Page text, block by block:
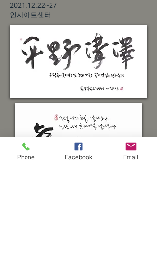
2021.12.22~27
인사아트센터
Phone Facebook Email